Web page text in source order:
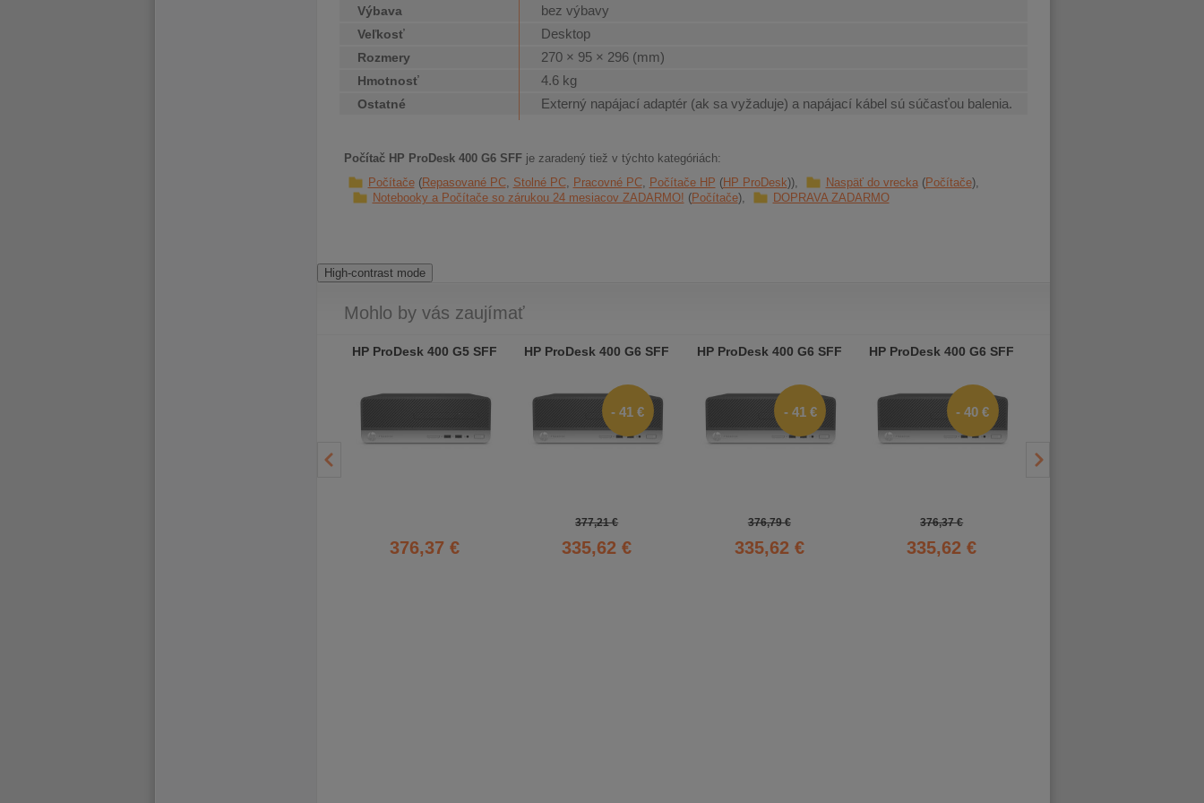
Výbava bez výbavy
Veľkosť Desktop
Rozmery 270 × 95 × 296 (mm)
Hmotnosť 4.6 kg
Ostatné Externý napájací adaptér (ak sa vyžaduje) a napájací kábel sú súčasťou balenia.
Počítač HP ProDesk 400 G6 SFFje zaradený tiež v týchto kategóriách:
Počítače Repasované PC Stolné PC Pracovné PC Počítače HP HP ProDesk Naspäť do vrecka Počítače
Notebooky a Počítače so zárukou 24 mesiacov ZADARMO! Počítače DOPRAVA ZADARMO
High-contrast mode
Mohlo by vás zaujímať
HP ProDesk 400 G5 SFF
376,37 €
HP ProDesk 400 G6 SFF
- 41 €
377,21 €
335,62 €
HP ProDesk 400 G6 SFF
- 41 €
376,79 €
335,62 €
HP ProDesk 400 G6 SFF
- 40 €
376,37 €
335,62 €